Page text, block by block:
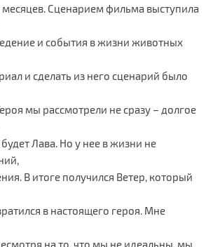
Сценарием фильма выступила
и события в жизни животных
и сделать из него сценарий было
мы рассмотрели не сразу – долгое
Лава. Но у нее в жизни не
В итоге получился Ветер, который
в настоящего героя. Мне
на то, что мы не идеальны, мы